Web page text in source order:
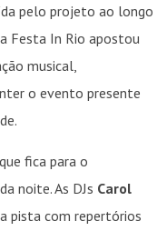
pelo projeto ao longo
Festa In Rio apostou
musical,
o evento presente
fica para o
noite. As DJs Carol
pista com repertórios